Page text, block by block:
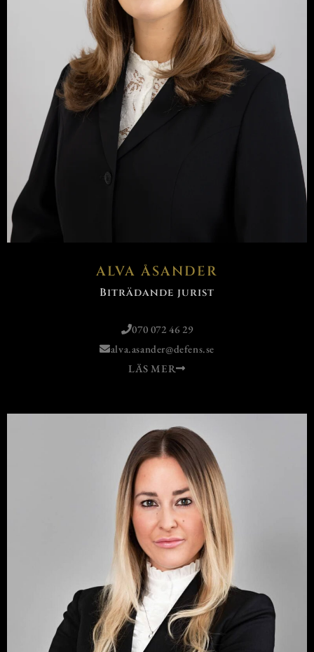
ALVA ÅSANDER
Biträdande jurist
070 072 46 29
alva.asander@defens.se
LÄS MER